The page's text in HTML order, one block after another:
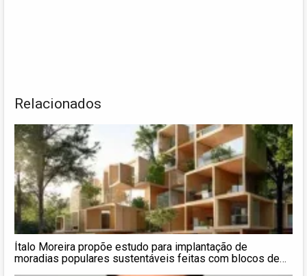
Relacionados
Ítalo Moreira propõe estudo para implantação de
moradias populares sustentáveis feitas com blocos de